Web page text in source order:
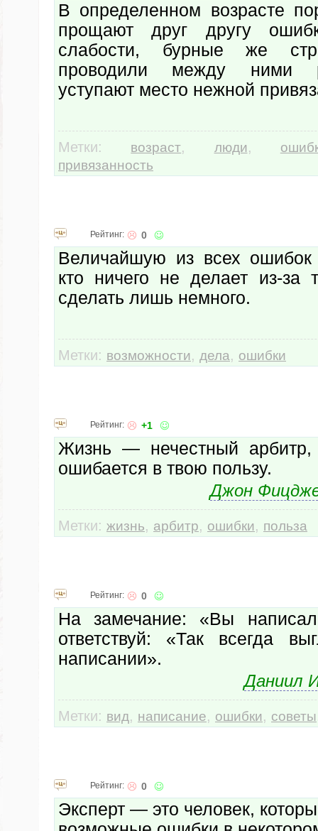
В определенном возрасте
прощают друг другу
слабости, бурные же
проводили между ними
уступают место нежной
Метки: возраст, люди,
привязанность
Рейтинг: 0
Величайшую из всех ошибок
кто ничего не делает из-за
сделать лишь немного.
Метки: возможности, дела, ошибки
Рейтинг: +1
Жизнь — нечестный арбитр,
ошибается в твою пользу.
Джон
Метки: жизнь, арбитр, ошибки, польза
Рейтинг: 0
На замечание: «Вы
ответствуй: «Так всегда
написании».
Даниил
Метки: вид, написание, ошибки, советы
Рейтинг: 0
Эксперт — это человек,